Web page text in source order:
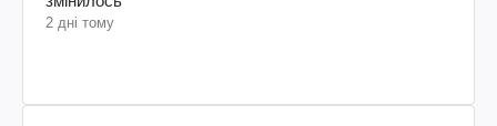
2 дні тому